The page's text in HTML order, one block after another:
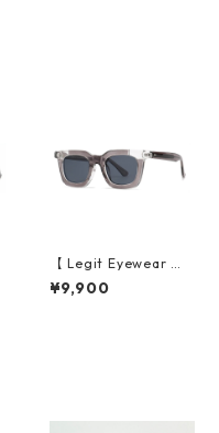
【 Legit Eyewear 】S
unglasses Konoe (Cl
ear Grey/Grey)
¥9,900